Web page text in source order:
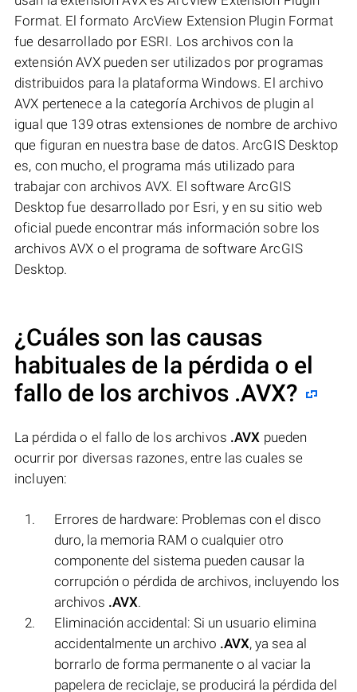
Format. El formato ArcView Extension Plugin Format
fue desarrollado por ESRI. Los archivos con la
extensión AVX pueden ser utilizados por programas
distribuidos para la plataforma Windows. El archivo
AVX pertenece a la categoría Archivos de plugin al
igual que 139 otras extensiones de nombre de archivo
que figuran en nuestra base de datos. ArcGIS Desktop
es, con mucho, el programa más utilizado para
trabajar con archivos AVX. El software ArcGIS
Desktop fue desarrollado por Esri, y en su sitio web
oficial puede encontrar más información sobre los
archivos AVX o el programa de software ArcGIS
Desktop.
¿Cuáles son las causas
habituales de la pérdida o el
fallo de los archivos .AVX?
La pérdida o el fallo de los archivos .AVX pueden
ocurrir por diversas razones, entre las cuales se
incluyen:
Errores de hardware: Problemas con el disco
duro, la memoria RAM o cualquier otro
componente del sistema pueden causar la
corrupción o pérdida de archivos, incluyendo los
archivos .AVX.
Eliminación accidental: Si un usuario elimina
accidentalmente un archivo .AVX, ya sea al
borrarlo de forma permanente o al vaciar la
papelera de reciclaje, se producirá la pérdida del